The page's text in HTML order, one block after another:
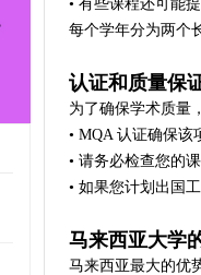
• 有些课程还可能
每个学年分为两个
认证和质量保
为了确保学术质量
• MQA 认证确保该
• 请务必检查您的
• 如果您计划出国
马来西亚大学
马来西亚最大的优